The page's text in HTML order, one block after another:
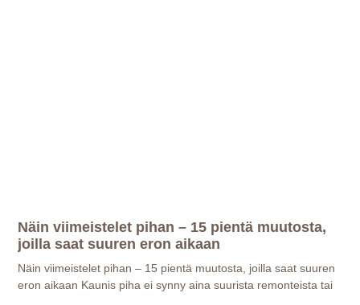
Näin viimeistelet pihan – 15 pientä muutosta,
joilla saat suuren eron aikaan
Näin viimeistelet pihan – 15 pientä muutosta, joilla saat suuren
eron aikaan Kaunis piha ei synny aina suurista remonteista tai